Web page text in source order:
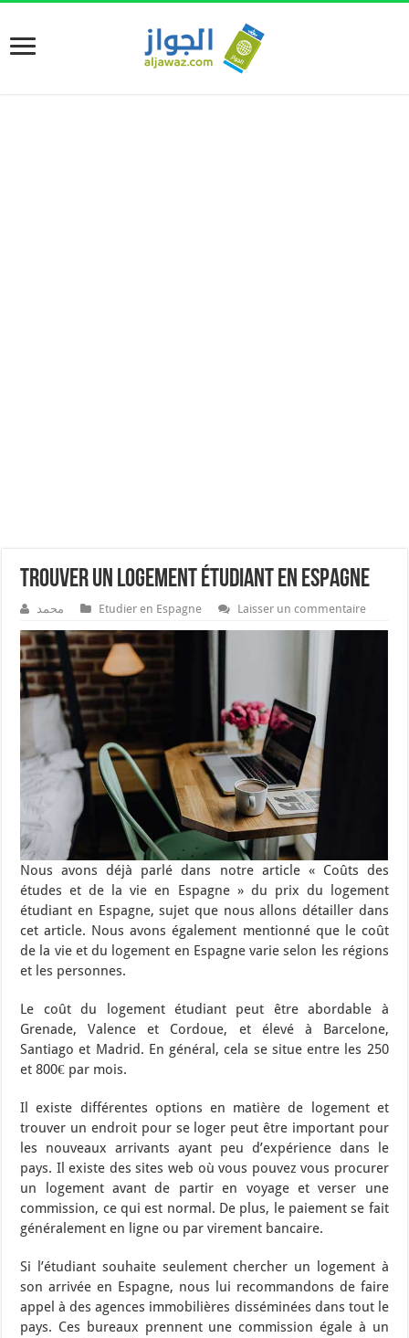
Trouver un logement étudiant en Espagne
محمد Etudier en Espagne Laisser un commentaire
Nous avons déjà parlé dans notre article « Coûts des
études et de la vie en Espagne » du prix du logement
étudiant en Espagne, sujet que nous allons détailler dans
cet article. Nous avons également mentionné que le coût
de la vie et du logement en Espagne varie selon les régions
et les personnes.
Le coût du logement étudiant peut être abordable à
Grenade, Valence et Cordoue, et élevé à Barcelone,
Santiago et Madrid. En général, cela se situe entre les 250
et 800€ par mois.
Il existe différentes options en matière de logement et
trouver un endroit pour se loger peut être important pour
les nouveaux arrivants ayant peu d’expérience dans le
pays. Il existe des sites web où vous pouvez vous procurer
un logement avant de partir en voyage et verser une
commission, ce qui est normal. De plus, le paiement se fait
généralement en ligne ou par virement bancaire.
Si l’étudiant souhaite seulement chercher un logement à
son arrivée en Espagne, nous lui recommandons de faire
appel à des agences immobilières disséminées dans tout le
pays. Ces bureaux prennent une commission égale à un